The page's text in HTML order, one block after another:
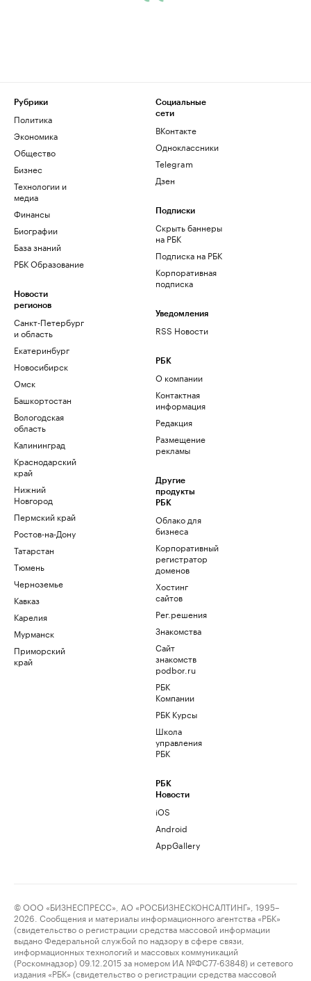
Рубрики
Политика
Экономика
Общество
Бизнес
Технологии и
медиа
Финансы
Биографии
База знаний
РБК Образование
Новости
регионов
Санкт-Петербург
и область
Екатеринбург
Новосибирск
Омск
Башкортостан
Вологодская
область
Калининград
Краснодарский
край
Нижний
Новгород
Пермский край
Ростов-на-Дону
Татарстан
Тюмень
Черноземье
Кавказ
Карелия
Мурманск
Приморский
край
Социальные
сети
ВКонтакте
Одноклассники
Telegram
Дзен
Подписки
Скрыть баннеры
на РБК
Подписка на РБК
Корпоративная
подписка
Уведомления
RSS Новости
РБК
О компании
Контактная
информация
Редакция
Размещение
рекламы
Другие
продукты
РБК
Облако для
бизнеса
Корпоративный
регистратор
доменов
Хостинг
сайтов
Рег.решения
Знакомства
Сайт
знакомств
podbor.ru
РБК
Компании
РБК Курсы
Школа
управления
РБК
РБК
Новости
iOS
Android
AppGallery
© ООО «БИЗНЕСПРЕСС», АО «РОСБИЗНЕСКОНСАЛТИНГ», 1995–
2026. Сообщения и материалы информационного агентства «РБК»
(свидетельство о регистрации средства массовой информации
выдано Федеральной службой по надзору в сфере связи,
информационных технологий и массовых коммуникаций
(Роскомнадзор) 09.12.2015 за номером ИА №ФС77-63848) и сетевого
издания «РБК» (свидетельство о регистрации средства массовой